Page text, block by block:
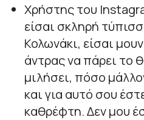
Χρήστης του
είσαι σκληρή
Κολωνάκι, είσαι
άντρας να πάρει το
μιλήσει, πόσο
και για αυτό σου
καθρέφτη. Δεν μου